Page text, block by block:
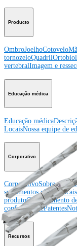
Producto
OmbroJoelhoCotovelo
tornozeloQuadril
vertebralImagem e
Educação médica
Educação médica
LocaisNossa equipe de
Corporativo
CorporativoSobre a
suprimentos globalLocais
produtoGerenciamento
conformidadePatentes
Recursos